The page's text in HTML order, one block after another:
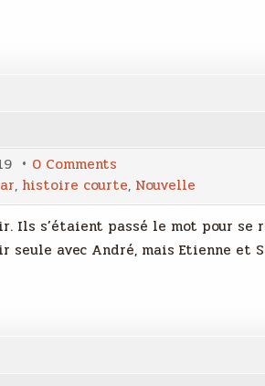
0 Comments
Boire
et
déboirs
, histoire courte, Nouvelle
Ils s’étaient passé le mot pour se
avec André, mais Etienne et